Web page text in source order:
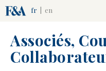
fr en
Associés,